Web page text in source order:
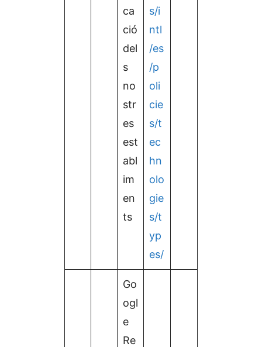
ca
ció
del
s
no
str
es
est
abl
im
en
ts
s/i
ntl
/es
/p
oli
cie
s/t
ec
hn
olo
gie
s/t
yp
es/
Go
ogl
e
Re